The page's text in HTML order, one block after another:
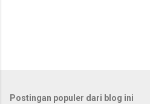
Postingan populer dari blog ini